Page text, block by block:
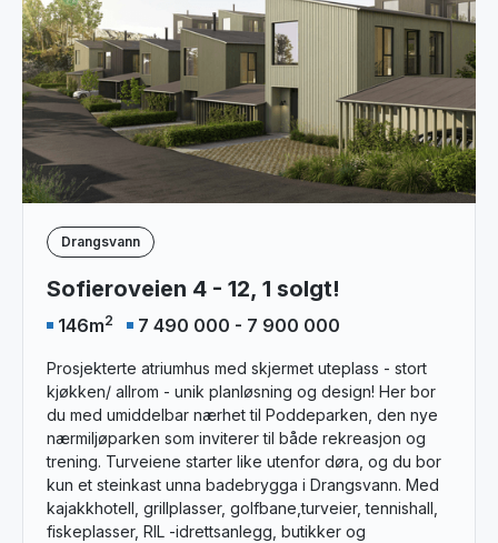
Drangsvann
Sofieroveien 4 - 12, 1 solgt!
146m2 7 490 000 - 7 900 000
Prosjekterte atriumhus med skjermet uteplass - stort
kjøkken/ allrom - unik planløsning og design! Her bor
du med umiddelbar nærhet til Poddeparken, den nye
nærmiljøparken som inviterer til både rekreasjon og
trening. Turveiene starter like utenfor døra, og du bor
kun et steinkast unna badebrygga i Drangsvann. Med
kajakkhotell, grillplasser, golfbane,turveier, tennishall,
fiskeplasser, RIL -idrettsanlegg, butikker og